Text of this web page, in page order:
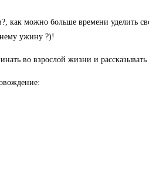
как можно больше времени уделить
ужину ?)!
во взрослой жизни и